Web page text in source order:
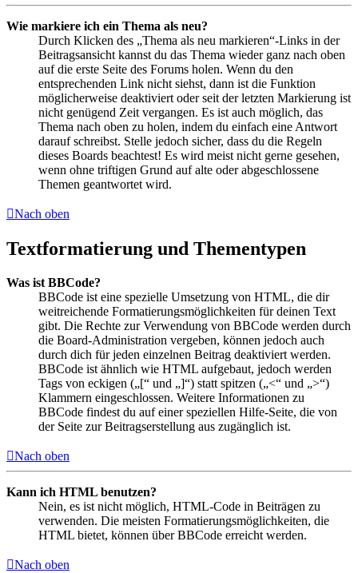
Wie markiere ich ein Thema als neu?
Durch Klicken des „Thema als neu markieren“-Links in der
Beitragsansicht kannst du das Thema wieder ganz nach oben
auf die erste Seite des Forums holen. Wenn du den
entsprechenden Link nicht siehst, dann ist die Funktion
möglicherweise deaktiviert oder seit der letzten Markierung ist
nicht genügend Zeit vergangen. Es ist auch möglich, das
Thema nach oben zu holen, indem du einfach eine Antwort
darauf schreibst. Stelle jedoch sicher, dass du die Regeln
dieses Boards beachtest! Es wird meist nicht gerne gesehen,
wenn ohne triftigen Grund auf alte oder abgeschlossene
Themen geantwortet wird.
Nach oben
Textformatierung und Thementypen
Was ist BBCode?
BBCode ist eine spezielle Umsetzung von HTML, die dir
weitreichende Formatierungsmöglichkeiten für deinen Text
gibt. Die Rechte zur Verwendung von BBCode werden durch
die Board-Administration vergeben, können jedoch auch
durch dich für jeden einzelnen Beitrag deaktiviert werden.
BBCode ist ähnlich wie HTML aufgebaut, jedoch werden
Tags von eckigen („[“ und „]“) statt spitzen („<“ und „>“)
Klammern eingeschlossen. Weitere Informationen zu
BBCode findest du auf einer speziellen Hilfe-Seite, die von
der Seite zur Beitragserstellung aus zugänglich ist.
Nach oben
Kann ich HTML benutzen?
Nein, es ist nicht möglich, HTML-Code in Beiträgen zu
verwenden. Die meisten Formatierungsmöglichkeiten, die
HTML bietet, können über BBCode erreicht werden.
Nach oben